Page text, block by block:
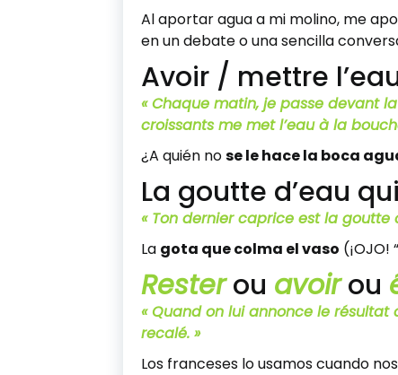
Al aportar agua a mi molino, me
en un debate o una sencilla
Avoir / mettre
« Chaque matin, je passe devant
croissants me met l’eau à la
¿A quién nose le hace la boca
La goutte d’eau
« Ton dernier caprice est la goutte
La gota que colma el vaso (¡OJO! “
Resterou avoirou
« Quand on lui annonce le résultat
recalé. »
Los franceses lo usamos cuando